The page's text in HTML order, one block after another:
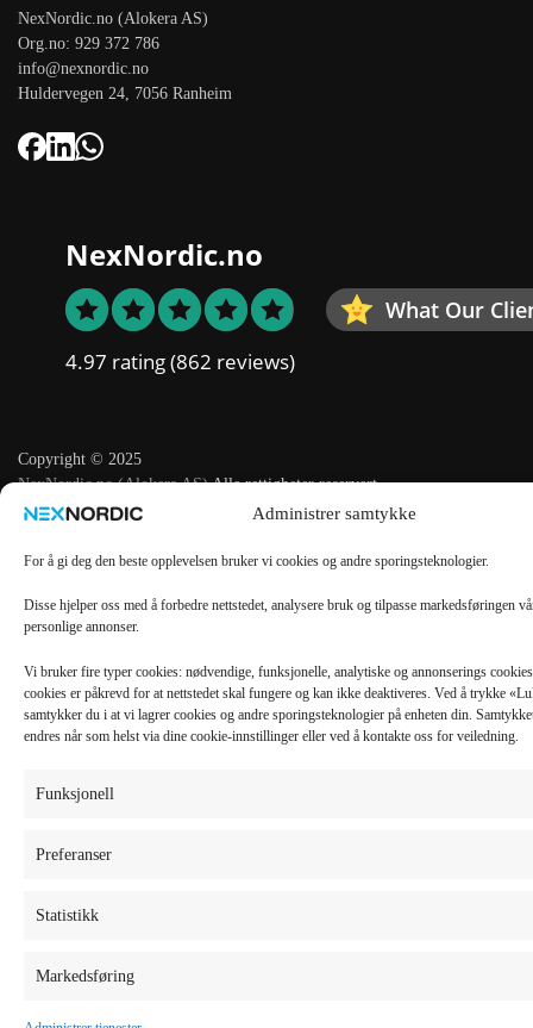
Administrer samtykke
For å gi deg den beste opplevelsen bruker vi cookies og andre sporingsteknologier.
Disse hjelper oss med å forbedre nettstedet, analysere bruk og tilpasse markedsføringen
personlige annonser.
Vi bruker fire typer cookies: nødvendige, funksjonelle, analytiske og annonserings
cookies er påkrevd for at nettstedet skal fungere og kan ikke deaktiveres. Ved å trykke
samtykker du i at vi lagrer cookies og andre sporingsteknologier på enheten din.
endres når som helst via dine cookie-innstillinger eller ved å kontakte oss for veiledning.
Funksjonell
Preferanser
Statistikk
Markedsføring
NexNordic.no (Alokera AS)
Org.no: 929 372 786
info@nexnordic.no
Huldervegen 24, 7056 Ranheim
NexNordic.no
What Our
4.97 rating(862 reviews)
Copyright © 2025
NexNordic.no (Alokera AS)Alle rettigheter reservert.